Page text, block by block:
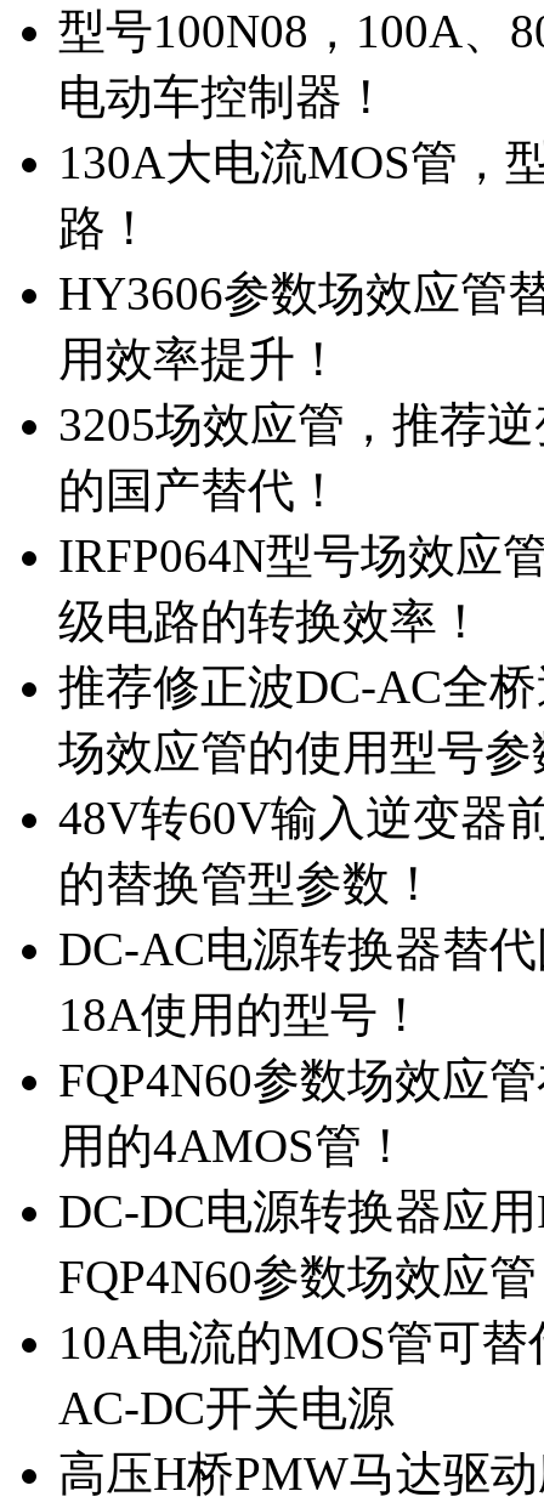
型号100N08，100A、
电动车控制器！
130A大电流MOS管，
路！
HY3606参数场效应管
用效率提升！
3205场效应管，推荐
的国产替代！
IRFP064N型号场效应
级电路的转换效率！
推荐修正波DC-AC全
场效应管的使用型号参
48V转60V输入逆变器
的替换管型参数！
DC-AC电源转换器替
18A使用的型号！
FQP4N60参数场效应
用的4AMOS管！
DC-DC电源转换器应
FQP4N60参数场效应
10A电流的MOS管可
AC-DC开关电源
高压H桥PMW马达驱